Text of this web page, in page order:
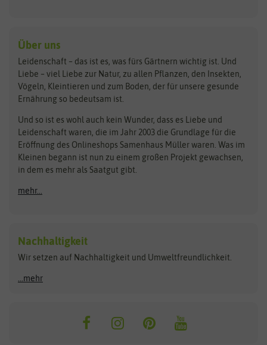
Kräutersamen
Obstsamen
Pilzbrut
Rasensamen
Steckzwiebeln
Zimmer & Kübelpflanzen
Kataloge
Schnäppchen
Anzucht & Gartenzubehör
Anzuchtschalen
Heizmatte & Heizkabel
Kokos-Quelltabletten
Zimmergewächshaus
Benary
Bingenheimer Saatgut
Bionana
BIOWOL
Blumicorn
Bûten Birds
Carl Pabst
Dürr-Samen
Feldsaaten Freudenberger
Fertil
Flora Elite
Florissa
Flortis
Franchi Sementi
Hortitops
JUB Holland
Über uns
Leidenschaft – das ist es, was fürs Gärtnern wichtig ist. Und
Liebe – viel Liebe zur Natur, zu allen Pflanzen, den Insekten,
Vögeln, Kleintieren und zum Boden, der für unsere gesunde
Ernährung so bedeutsam ist.
Und so ist es wohl auch kein Wunder, dass es Liebe und
Leidenschaft waren, die im Jahr 2003 die Grundlage für die
Eröffnung des Onlineshops Samenhaus Müller waren. Was im
Kleinen begann ist nun zu einem großen Projekt gewachsen,
in dem es mehr als Saatgut gibt.
mehr...
Nachhaltigkeit
Wir setzen auf Nachhaltigkeit und Umweltfreundlichkeit.
...mehr